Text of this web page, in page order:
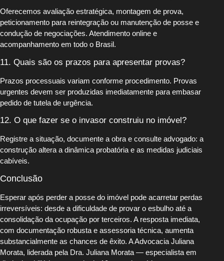
Oferecemos avaliação estratégica, montagem de prova,
peticionamento para reintegração ou manutenção de posse e
condução de negociações. Atendimento online e
acompanhamento em todo o Brasil.
11. Quais são os prazos para apresentar provas?
Prazos processuais variam conforme procedimento. Provas
urgentes devem ser produzidas imediatamente para embasar
pedido de tutela de urgência.
12. O que fazer se o invasor construiu no imóvel?
Registre a situação, documente a obra e consulte advogado: a
construção altera a dinâmica probatória e as medidas judiciais
cabíveis.
Conclusão
Esperar após perder a posse do imóvel pode acarretar perdas
irreversíveis: desde a dificuldade de provar o esbulho até a
consolidação da ocupação por terceiros. A resposta imediata,
com documentação robusta e assessoria técnica, aumenta
substancialmente as chances de êxito. A Advocacia Juliana
Morata, liderada pela Dra. Juliana Morata — especialista em